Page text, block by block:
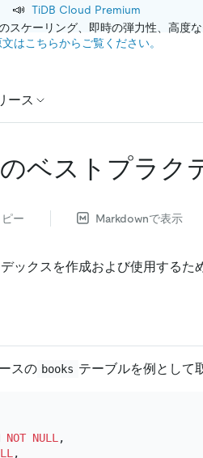
📣 TiDB Cloud Premium
ケーリング、即時の弾力性、高度
文はこちらからご覧ください。
ース
ベストプラク
ー Markdownで表示
ックスを作成および使用するた
スの books テーブルを例として
NOT NULL,
,